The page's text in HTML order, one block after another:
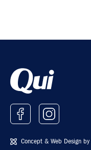
Concept & Web Design by